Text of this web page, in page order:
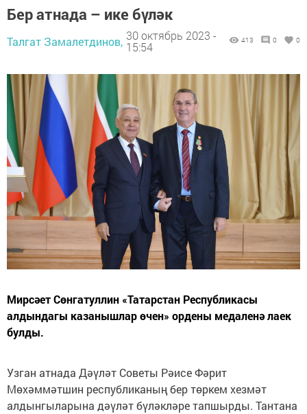
Бер атнада – ике бүләк
Талгат Замалетдинов, 30 октябрь 2023 -
15:54
413 0 0
Мирсәет Сөнгатуллин «Татарстан Республикасы
алдындагы казанышлар өчен» ордены медаленә лаек
булды.
Узган атнада Дәүләт Советы Рәисе Фәрит
Мөхәммәтшин республиканың бер төркем хезмәт
алдынгыларына дәүләт бүләкләре тапшырды. Тантана